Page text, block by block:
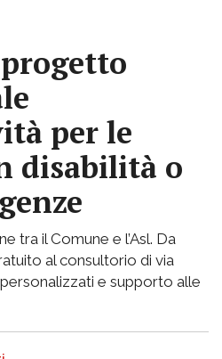
per le
disabilità o
tra il Comune e l’Asl. Da
al consultorio di via
e supporto alle